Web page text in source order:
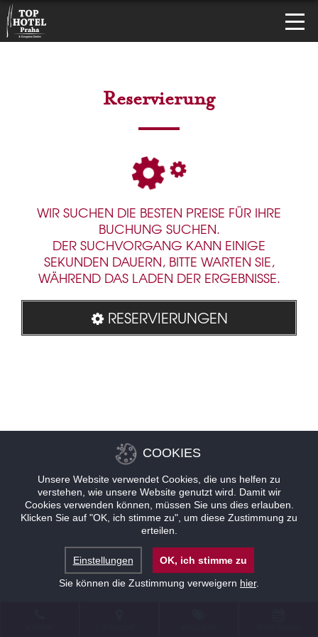
Reservierung
WIR SUCHEN DIE BESTEN PREISE FÜR IHRE
BUCHUNG SUCHEN.
DER SUCHVORGANG KANN EINIGE
SEKUNDEN DAUERN, BITTE WARTEN SIE,
WÄHREND DAS LADEN DER ERGEBNISSE.
RESERVIERUNGEN
COOKIES
Unsere Website verwendet Cookies, die uns helfen zu
verstehen, wie unsere Website genutzt wird. Damit wir
Cookies verwenden können, müssen Sie uns dies erlauben.
Klicken Sie auf "OK, ich stimme zu", um diese Zustimmung zu
erteilen.
Einstellungen
OK, ich stimme zu
Sie können die Zustimmung verweigern hier.